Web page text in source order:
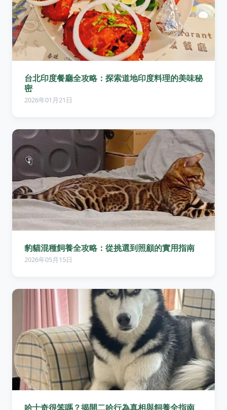
台北印度餐廳全攻略：探索道地印度料理的美味秘
密
2026年01月21日
豹貓混種飼養全攻略：從挑選到照顧的實用指南
2026年05月15日
哈士奇很笨嗎？揭開二哈行為真相與飼養全指南